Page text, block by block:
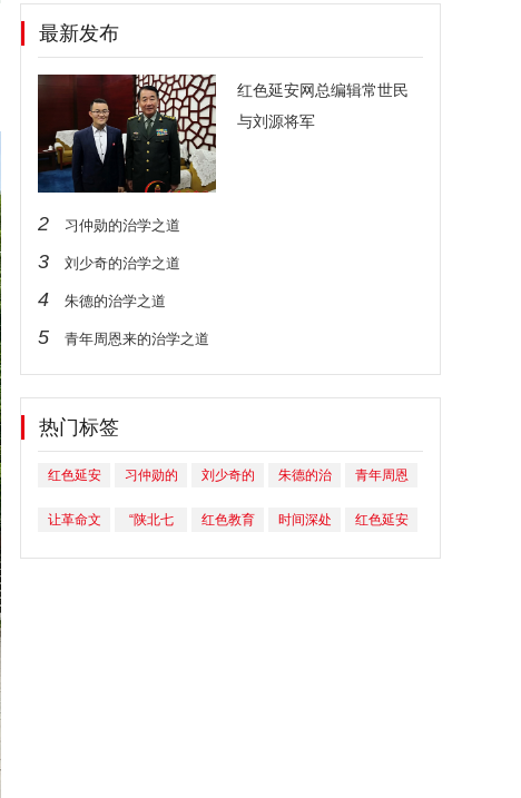
最新发布
红色延安网总编辑常世民
与刘源将军
2 习仲勋的治学之道
3 刘少奇的治学之道
4 朱德的治学之道
5 青年周恩来的治学之道
热门标签
红色延安
常世民与
习仲勋的
刘少奇的
朱德的治
青年周恩
之道
让革命文
“陕北七
红色教育
时间深处
红色延安